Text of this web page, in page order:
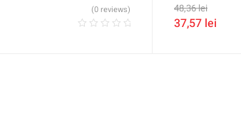
(0 reviews) 48,36lei
37,57 lei